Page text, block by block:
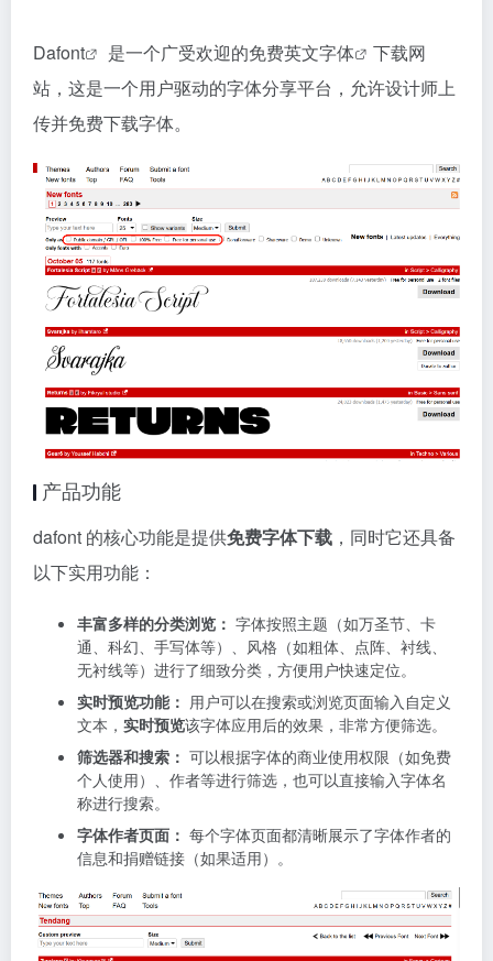
Dafont 是一个广受欢迎的免费英文字体
下载网
站，这是一个用户驱动的字体分享平台，允许设计师上
传并免费下载字体。
产品功能
dafont 的核心功能是提供免费字体下载 ，同时它还具备
以下实用功能：
丰富多样的分类浏览： 字体按照主题（如万圣节、卡
通、科幻、手写体等）、风格（如粗体、点阵、衬线、
无衬线等）进行了细致分类，方便用户快速定位。
实时预览功能： 用户可以在搜索或浏览页面输入自定义
文本， 实时预览该字体应用后的效果，非常方便筛选。
筛选器和搜索： 可以根据字体的商业使用权限（如免费
个人使用）、作者等进行筛选，也可以直接输入字体名
称进行搜索。
字体作者页面： 每个字体页面都清晰展示了字体作者的
信息和捐赠链接（如果适用）。